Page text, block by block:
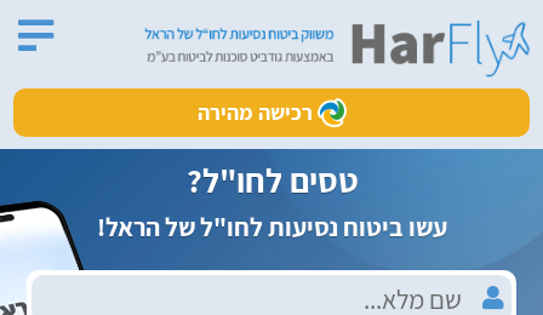
רכישה מהירה
טסים לחו"ל?
עשו ביטוח נסיעות לחו"ל של הראל!